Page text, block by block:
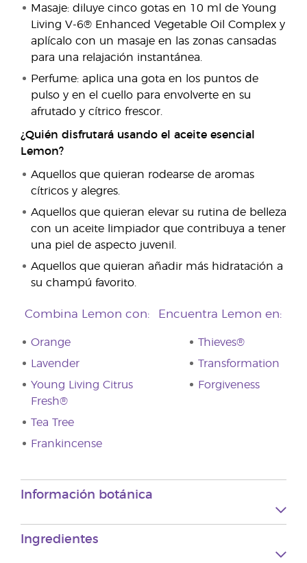
Masaje: diluye cinco gotas en 10 ml de Young
Living V-6® Enhanced Vegetable Oil Complex y
aplícalo con un masaje en las zonas cansadas
para una relajación instantánea.
Perfume: aplica una gota en los puntos de
pulso y en el cuello para envolverte en su
afrutado y cítrico frescor.
¿Quién disfrutará usando el aceite esencial
Lemon?
Aquellos que quieran rodearse de aromas
cítricos y alegres.
Aquellos que quieran elevar su rutina de belleza
con un aceite limpiador que contribuya a tener
una piel de aspecto juvenil.
Aquellos que quieran añadir más hidratación a
su champú favorito.
Combina Lemon con:
Orange
Lavender
Young Living Citrus
Fresh®
Tea Tree
Frankincense
Encuentra Lemon en:
Thieves®
Transformation
Forgiveness
Información botánica
Ingredientes